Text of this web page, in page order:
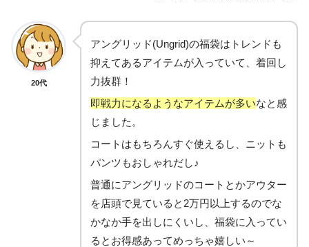
20代
アングリッド(Ungrid)の福袋はトレンドも
抑えてあるアイテムが入っていて、着回し
力抜群！
即戦力になるようなアイテムが多いなと感
じました。
コートはもちろんすぐ使えるし、ニットも
パンツもおしゃれだし♪
普通にアングリッドのコートとかアウター
を店頭で見ていると2万円以上するのでな
かなか手を出しにくいし、福袋に入ってい
るとお得感あってめっちゃ嬉しい～